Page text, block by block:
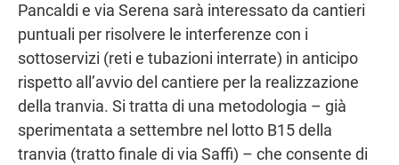
Pancaldi e via Serena sarà interessato da cantieri
puntuali per risolvere le interferenze con i
sottoservizi (reti e tubazioni interrate) in anticipo
rispetto all’avvio del cantiere per la realizzazione
della tranvia. Si tratta di una metodologia – già
sperimentata a settembre nel lotto B15 della
tranvia (tratto finale di via Saffi) – che consente di